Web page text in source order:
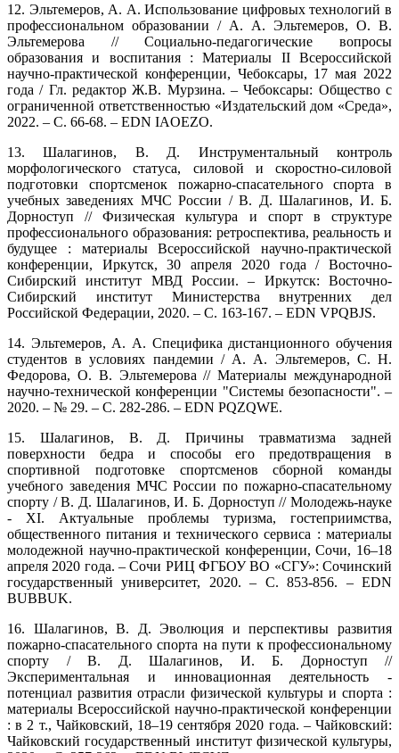
12. Эльтемеров, А. А. Использование цифровых технологий в
профессиональном образовании / А. А. Эльтемеров, О. В.
Эльтемерова // Социально-педагогические вопросы
образования и воспитания : Материалы II Всероссийской
научно-практической конференции, Чебоксары, 17 мая 2022
года / Гл. редактор Ж.В. Мурзина. – Чебоксары: Общество с
ограниченной ответственностью «Издательский дом «Среда»,
2022. – С. 66-68. – EDN IAOEZO.
13. Шалагинов, В. Д. Инструментальный контроль
морфологического статуса, силовой и скоростно-силовой
подготовки спортсменок пожарно-спасательного спорта в
учебных заведениях МЧС России / В. Д. Шалагинов, И. Б.
Дорноступ // Физическая культура и спорт в структуре
профессионального образования: ретроспектива, реальность и
будущее : материалы Всероссийской научно-практической
конференции, Иркутск, 30 апреля 2020 года / Восточно-
Сибирский институт МВД России. – Иркутск: Восточно-
Сибирский институт Министерства внутренних дел
Российской Федерации, 2020. – С. 163-167. – EDN VPQBJS.
14. Эльтемеров, А. А. Специфика дистанционного обучения
студентов в условиях пандемии / А. А. Эльтемеров, С. Н.
Федорова, О. В. Эльтемерова // Материалы международной
научно-технической конференции "Системы безопасности". –
2020. – № 29. – С. 282-286. – EDN PQZQWE.
15. Шалагинов, В. Д. Причины травматизма задней
поверхности бедра и способы его предотвращения в
спортивной подготовке спортсменов сборной команды
учебного заведения МЧС России по пожарно-спасательному
спорту / В. Д. Шалагинов, И. Б. Дорноступ // Молодежь-науке
- XI. Актуальные проблемы туризма, гостеприимства,
общественного питания и технического сервиса : материалы
молодежной научно-практической конференции, Сочи, 16–18
апреля 2020 года. – Сочи РИЦ ФГБОУ ВО «СГУ»: Сочинский
государственный университет, 2020. – С. 853-856. – EDN
BUBBUK.
16. Шалагинов, В. Д. Эволюция и перспективы развития
пожарно-спасательного спорта на пути к профессиональному
спорту / В. Д. Шалагинов, И. Б. Дорноступ //
Экспериментальная и инновационная деятельность -
потенциал развития отрасли физической культуры и спорта :
материалы Всероссийской научно-практической конференции
: в 2 т., Чайковский, 18–19 сентября 2020 года. – Чайковский:
Чайковский государственный институт физической культуры,